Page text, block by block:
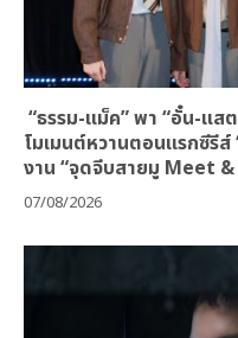
“ธรรม-แม็ค” พา “อั๋น-แ
โมเมนต์หวานตอนแรกซีรี
งาน “จุดจีบสายมู Meet
07/08/2026